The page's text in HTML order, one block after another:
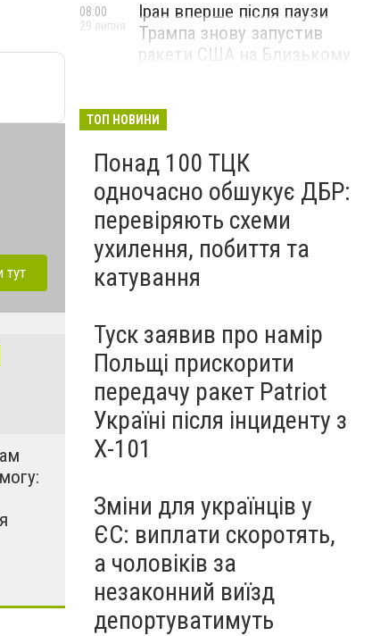
тут
Іран вперше після паузи
Трампа знову запустив
ракети США на Близькому
08:00
29 липня
ТОП НОВИНИ
Понад 100 ТЦК
одночасно обшукує ДБР:
перевіряють схеми
ухилення, побиття та
катування
Туск заявив про намір
Польщі прискорити
передачу ракет Patriot
Україні після інциденту з
Х-101
Зміни для українців у
ЄС: виплати скоротять,
а чоловіків за
незаконний виїзд
депортуватимуть